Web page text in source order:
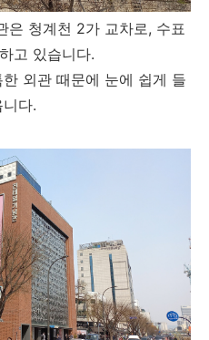
은 청계천 2가 교차로, 수표
고 있습니다.
외관 때문에 눈에 쉽게 들
니다.